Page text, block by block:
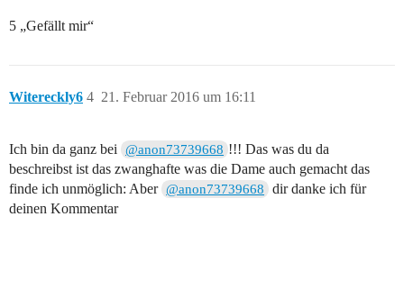
5 „Gefällt mir“
Witereckly6 21. Februar 2016 um 16:11
4
Ich bin da ganz bei @anon73739668 !!! Das was du da
beschreibst ist das zwanghafte was die Dame auch gemacht das
finde ich unmöglich: Aber @anon73739668
dir danke ich für
deinen Kommentar